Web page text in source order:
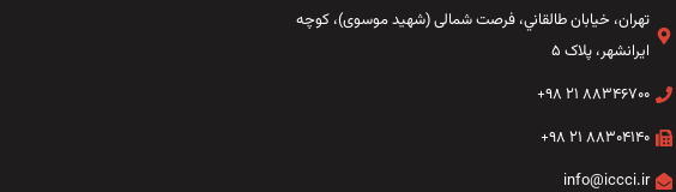
تهران، خيابان طالقاني،‌ فرصت شمالی (شهید موسوی)، کوچه
ایرانشهر، پلاک ۵
۸۸۳۴۶۷۰۰ ۲۱ ۹۸+
۸۸۳۰۴۱۴۰ ۲۱ ۹۸+
info@iccci.ir